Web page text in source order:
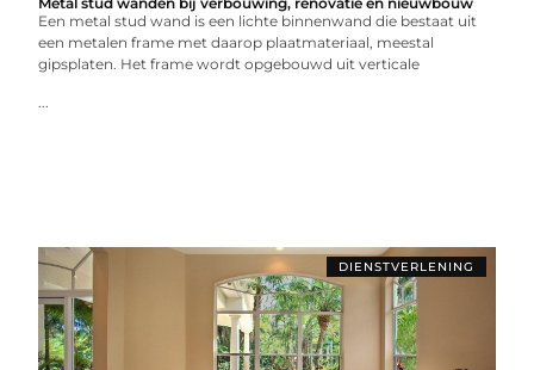
Een metal stud wand is een lichte binnenwand die bestaat uit
een metalen frame met daarop plaatmateriaal, meestal
gipsplaten. Het frame wordt opgebouwd uit verticale
...
DIENSTVERLENING